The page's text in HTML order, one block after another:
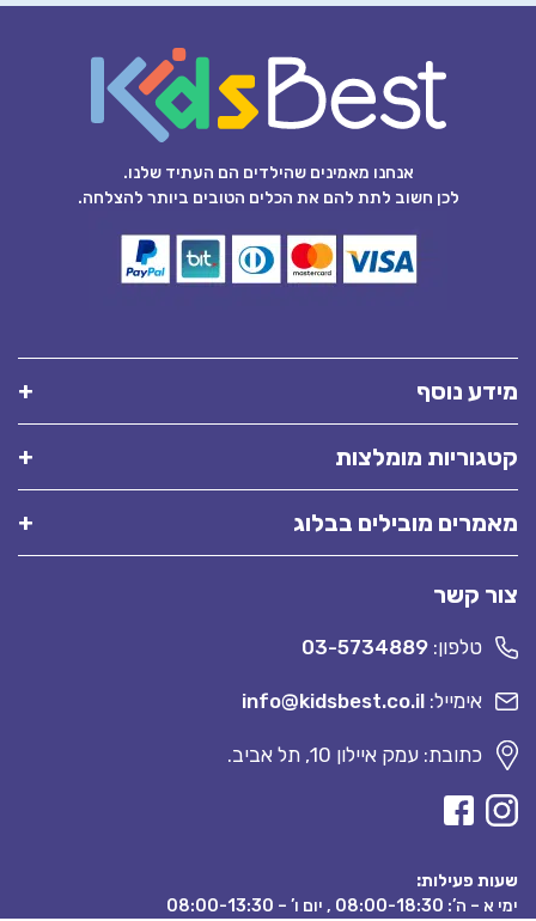
אנחנו מאמינים שהילדים הם העתיד שלנו.
לכן חשוב לתת להם את הכלים הטובים ביותר להצלחה.
מידע נוסף
קטגוריות מומלצות
מאמרים מובילים בבלוג
צור קשר
טלפון: 03-5734889
אימייל: info@kidsbest.co.il
כתובת: עמק איילון 10, תל אביב.
שעות פעילות:
ימי א – ה’: 08:00-18:30 , יום ו’ – 08:00-13:30